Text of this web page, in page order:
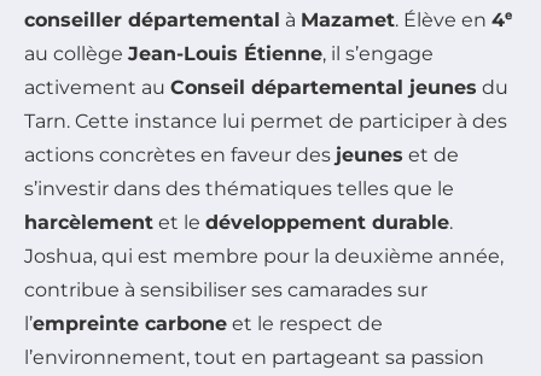
conseiller départemental à Mazamet. Élève en 4ᵉ
au collège Jean-Louis Étienne, il s’engage
activement au Conseil départemental jeunes du
Tarn. Cette instance lui permet de participer à des
actions concrètes en faveur des jeunes et de
s’investir dans des thématiques telles que le
harcèlement et le développement durable.
Joshua, qui est membre pour la deuxième année,
contribue à sensibiliser ses camarades sur
l’empreinte carbone et le respect de
l’environnement, tout en partageant sa passion